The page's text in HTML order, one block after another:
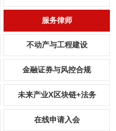
服务律师
不动产与工程建设
金融证券与风控合规
未来产业X区块链+法务
在线申请入会